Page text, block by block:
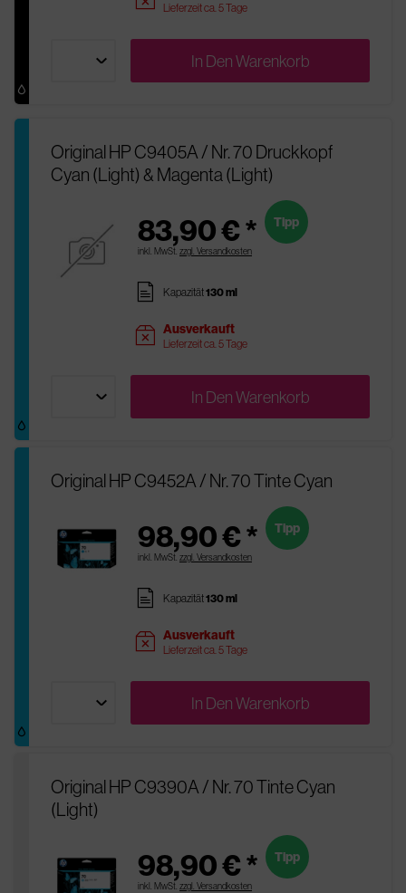
Lieferzeit ca. 5 Tage
In DenWarenkorb
Original HP C9405A / Nr. 70 Druckkopf
Cyan (Light) & Magenta (Light)
83,90 € *
inkl. MwSt. zzgl. Versandkosten
Tipp
pages Kapazität130 ml
sold Ausverkauft
Lieferzeit ca. 5 Tage
In DenWarenkorb
Original HP C9452A / Nr. 70 Tinte Cyan
98,90 € *
inkl. MwSt. zzgl. Versandkosten
Tipp
pages Kapazität130 ml
sold Ausverkauft
Lieferzeit ca. 5 Tage
In DenWarenkorb
Original HP C9390A / Nr. 70 Tinte Cyan
(Light)
98,90 € *
inkl. MwSt. zzgl. Versandkosten
Tipp